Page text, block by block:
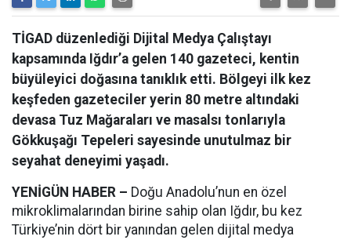
TİGAD düzenlediği Dijital Medya Çalıştayı
kapsamında Iğdır’a gelen 140 gazeteci, kentin
büyüleyici doğasına tanıklık etti. Bölgeyi ilk kez
keşfeden gazeteciler yerin 80 metre altındaki
devasa Tuz Mağaraları ve masalsı tonlarıyla
Gökkuşağı Tepeleri sayesinde unutulmaz bir
seyahat deneyimi yaşadı.
YENİGÜN HABER – Doğu Anadolu’nun en özel
mikroklimalarından birine sahip olan Iğdır, bu kez
Türkiye’nin dört bir yanından gelen dijital medya